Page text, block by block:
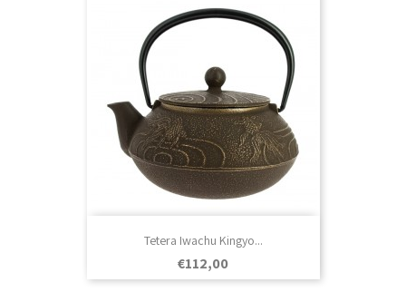
Tetera Iwachu Kingyo...
Prezo
€112,00